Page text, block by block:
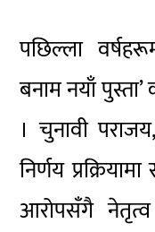
पछिल्ला
बनाम नयाँ
। चुनावी
निर्णय
आरोपसँगै